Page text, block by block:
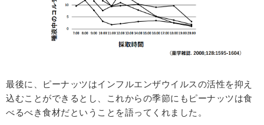
最後に、ピーナッツはインフルエンザウイルスの活性を抑え
込むことができるとし、これからの季節にもピーナッツは食
べるべき食材だということを語ってくれました。